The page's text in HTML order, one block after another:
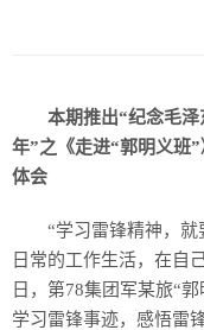
本期推出“纪念毛
年”之《走进“郭明义
体会
“学习雷锋精神，
日常的工作生活，在自
日，第78集团军某旅“
学习雷锋事迹，感悟雷